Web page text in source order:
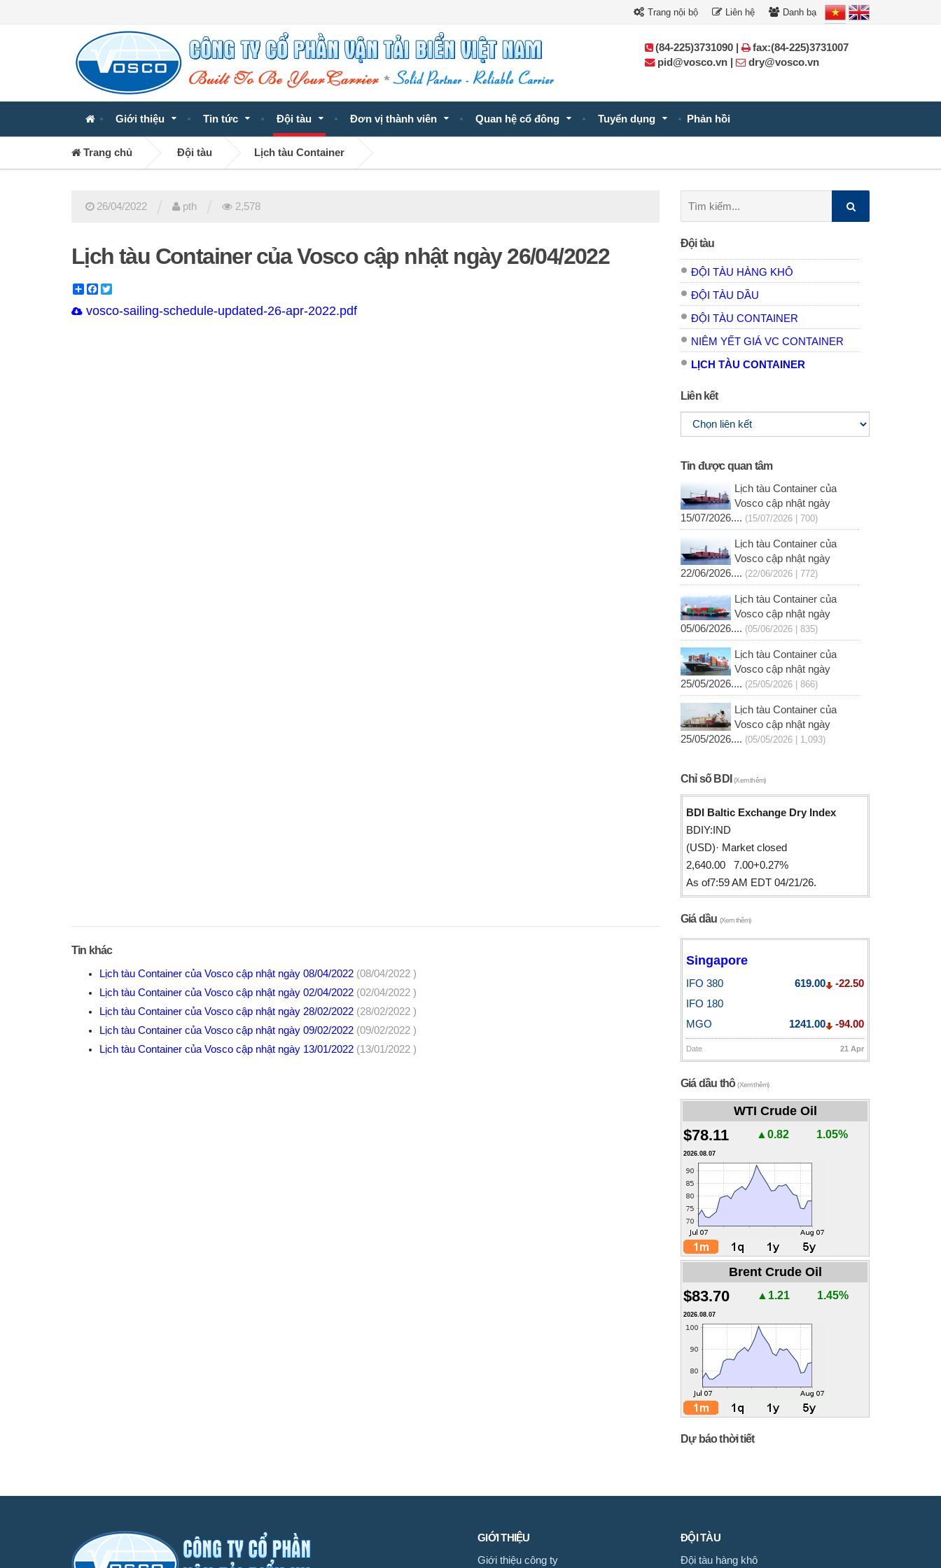
Trang nội bộ Liên hệ Danh bạ
Giới thiệu Tin tức Đội tàu Đơn vị thành viên Quan hệ cổ đông Tuyển dụng Phản hồi
(84-225)3731090 |
fax:(84-225)3731007
pid@vosco.vn |
dry@vosco.vn
Trang chủ Đội tàu Lịch tàu Container
26/04/2022 pth 2,578
Lịch tàu Container của Vosco cập nhật ngày 26/04/2022
ShareFacebook
vosco-sailing-schedule-updated-26-apr-2022.pdf
Tin khác
Lịch tàu Container của Vosco cập nhật ngày 08/04/2022 (08/04/2022 )
Lịch tàu Container của Vosco cập nhật ngày 02/04/2022 (02/04/2022 )
Lịch tàu Container của Vosco cập nhật ngày 28/02/2022 (28/02/2022 )
Lịch tàu Container của Vosco cập nhật ngày 09/02/2022 (09/02/2022 )
Lịch tàu Container của Vosco cập nhật ngày 13/01/2022 (13/01/2022 )
kiếm:
Đội tàu
ĐỘI TÀU HÀNG KHÔ
ĐỘI TÀU DẦU
ĐỘI TÀU CONTAINER
NIÊM YẾT GIÁ VC CONTAINER
LỊCH TÀU CONTAINER
Liên kết
Tin được quan tâm
Lịch tàu Container của
Vosco cập nhật ngày
15/07/2026.... (15/07/2026 | 700)
Lịch tàu Container của
Vosco cập nhật ngày
22/06/2026.... (22/06/2026 | 772)
Lịch tàu Container của
Vosco cập nhật ngày
05/06/2026.... (05/06/2026 | 835)
Lịch tàu Container của
Vosco cập nhật ngày
25/05/2026.... (25/05/2026 | 866)
Lịch tàu Container của
Vosco cập nhật ngày
25/05/2026.... (05/05/2026 | 1,093)
Chỉ số BDI(Xem thêm)
BDI Baltic Exchange Dry Index
BDIY:IND
(USD)· Market closed
2,640.00 7.00+0.27%
As of7:59 AM EDT 04/21/26.
Giá dầu (Xem thêm)
Singapore
IFO 380 619.00
-22.50
IFO 180
MGO
1241.00 -94.00
Date 21 Apr
Giá dầu thô(Xem thêm)
WTI Crude Oil
$78.11 ▲0.82 1.05%
2026.08.07
Brent Crude Oil
$83.70 ▲1.21 1.45%
2026.08.07
Dự báo thời tiết
GIỚI THIỆU
Giới thiệu công ty
ĐỘI TÀU
Đội tàu hàng khô